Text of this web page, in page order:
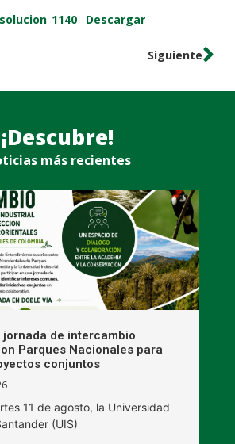
Descargar
Siguiente
¡Descubre!
más recientes
jornada de intercambio
Parques Nacionales para
conjuntos
11 de agosto, la Universidad
(UIS)